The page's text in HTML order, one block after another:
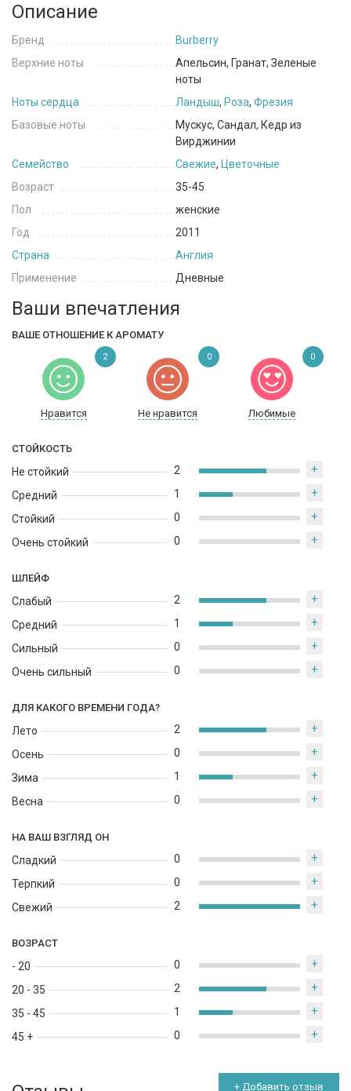
Описание
Бренд
Burberry
Верхние ноты
Апельсин, Гранат, Зеленые
ноты
Ноты сердца
Ландыш, Роза, Фрезия
Базовые ноты
Мускус, Сандал, Кедр из
Вирджинии
Семейство
Свежие, Цветочные
Возраст
35-45
Пол
женские
Год
2011
Страна
Англия
Применение
Дневные
Ваши впечатления
ВАШЕ ОТНОШЕНИЕ К АРОМАТУ
Нравится Не нравится Любимые
2 0 0
СТОЙКОСТЬ
Не стойкий
Средний
Стойкий
Очень стойкий
2 +
1 +
0 +
0 +
ШЛЕЙФ
Слабый
Средний
Сильный
Очень сильный
2 +
1 +
0 +
0 +
ДЛЯ КАКОГО ВРЕМЕНИ ГОДА?
Лето
Осень
Зима
Весна
2 +
0 +
1 +
0 +
НА ВАШ ВЗГЛЯД ОН
Сладкий
Терпкий
Свежий
0 +
0 +
2 +
ВОЗРАСТ
- 20
20 - 35
35 - 45
45 +
0 +
2 +
1 +
0 +
+ Добавить отзыв